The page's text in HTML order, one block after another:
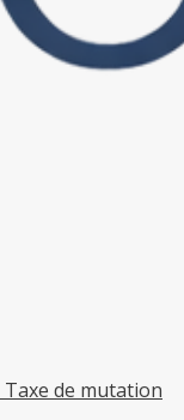
Taxe de mutation